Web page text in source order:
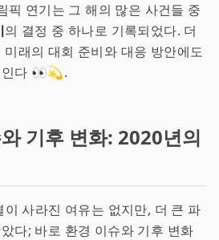
픽 연기는 그 해의 많은 사건들 중
의 결정 중 하나로 기록되었다. 더
래의 대회 준비와 대응 방안에도
인다 👀💫.
기후 변화: 2020년의
이 사라진 여유는 없지만, 더 큰 파
다; 바로 환경 이슈와 기후 변화